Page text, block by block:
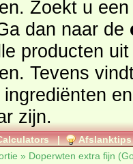
calorieën
dan naar de
producten
. Tevens vindt u ook de uitgebreide calorie
zijn.
| Afslanktips
» Doperwten extra fijn